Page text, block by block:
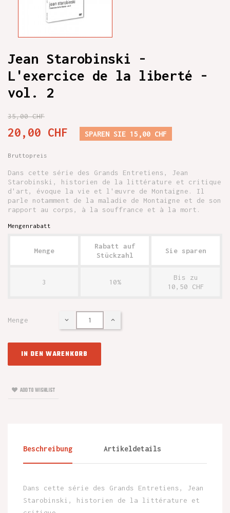
Jean Starobinski -
L'exercice de la liberté -
vol. 2
35,00 CHF
20,00 CHF SPAREN SIE 15,00 CHF
Bruttopreis
Dans cette série des Grands Entretiens, Jean
Starobinski, historien de la littérature et critique
d'art, évoque la vie et l'œuvre de Montaigne. Il
parle notamment de la maladie de Montaigne et de son
rapport au corps, à la souffrance et à la mort.
Mengenrabatt
Menge
Rabatt auf
Stückzahl
Sie sparen
3 10%
Bis zu
10,50 CHF
Menge
IN DEN WARENKORB
ADD TO WISHLIST
Beschreibung Artikeldetails
Dans cette série des Grands Entretiens, Jean
Starobinski, historien de la littérature et